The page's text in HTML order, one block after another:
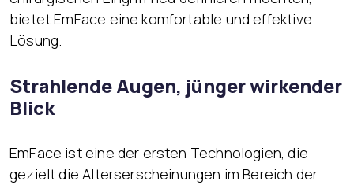
bietet EmFace eine komfortable und effektive
Lösung.
Strahlende Augen, jünger wirkender
Blick
EmFace ist eine der ersten Technologien, die
gezielt die Alterserscheinungen im Bereich der